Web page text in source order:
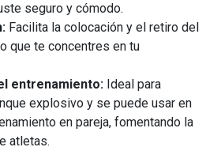
seguro y cómodo.
Facilita la colocación y el retiro del
que te concentres en tu
entrenamiento: Ideal para
explosivo y se puede usar en
en pareja, fomentando la
atletas.